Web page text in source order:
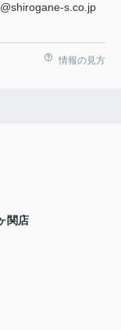
s.co.jp
情報の見方
関店